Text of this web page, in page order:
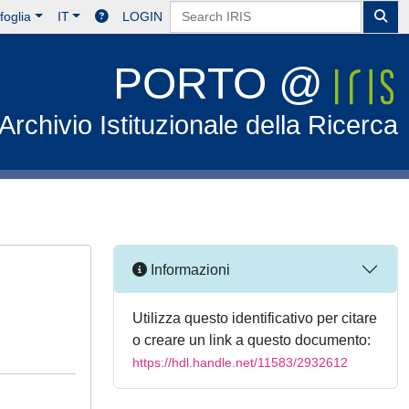
IT LOGIN
PORTO @
Istituzionale della Ricerca
Informazioni
Utilizza questo identificativo per citare
o creare un link a questo documento:
https://hdl.handle.net/11583/2932612